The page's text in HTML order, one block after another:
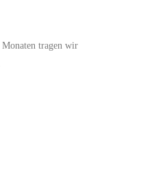
Monaten tragen wir